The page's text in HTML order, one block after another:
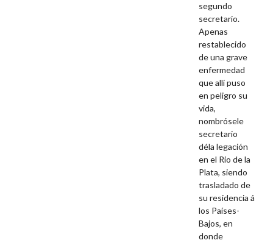
segundo
secretario.
Apenas
restablecido
de una grave
enfermedad
que allí puso
en peligro su
vida,
nombrósele
secretario
déla legación
en el Rio de la
Plata, siendo
trasladado de
su residencia á
los Países-
Bajos, en
donde